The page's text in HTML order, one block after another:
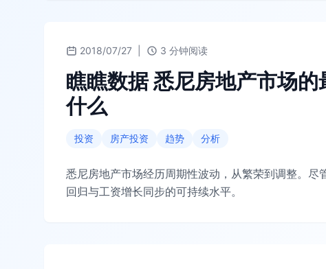
2018/07/27 3 分钟阅读
瞧瞧数据 悉尼房地产市场
什么
投资 房产投资 趋势 分析
悉尼房地产市场经历周期性波动，从繁荣到调整。
回归与工资增长同步的可持续水平。